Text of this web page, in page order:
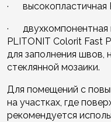
· высокопластичная
· двухкомпонентная
PLITONIT Colorit Fast
для заполнения швов,
стеклянной мозаики.
Для помещений с
на участках, где
рекомендуется